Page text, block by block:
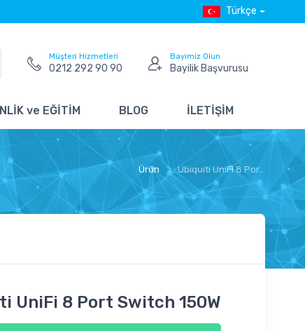
Türkçe
Müşteri Hizmetleri
0212 292 90 90
Bayimiz Olun
Bayilik Başvurusu
ve EĞİTİM BLOG İLETİŞİM
Ürün Ubiquiti UniFi 8 Por...
UniFi 8 Port Switch 150W